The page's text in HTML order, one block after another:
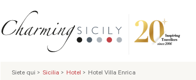
Siete qui > Sicilia > Hotel > Hotel Villa Enrica